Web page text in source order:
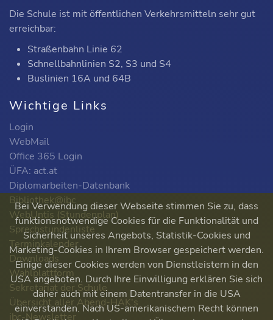
Die Schule ist mit öffentlichen Verkehrsmitteln sehr gut
erreichbar:
Straßenbahn Linie 62
Schnellbahnlinien S2, S3 und S4
Buslinien 16A und 64B
Wichtige Links
Login
WebMail
Office 365 Login
ÜFA: act.at
Diplomarbeiten-Datenbank
Bibliothek@ibc
WebUntis (Stundenplan)
Sprechstundenliste
Terminkalender
Downloads
Wahlplattform
Sekretariat der Schule
Übersicht aller Abend-HAK's
ibc-Newsletter
Bei Verwendung dieser Webseite stimmen Sie zu, dass
funktionsnotwendige Cookies für die Funktionalität und
Sicherheit unseres Angebots, Statistik-Cookies und
Marketing-Cookies in Ihrem Browser gespeichert werden.
Einige dieser Cookies werden von Dienstleistern in den
USA angeboten. Durch Ihre Einwilligung erklären Sie sich
daher auch mit einem Datentransfer in die USA
einverstanden. Nach US-amerikanischem Recht können